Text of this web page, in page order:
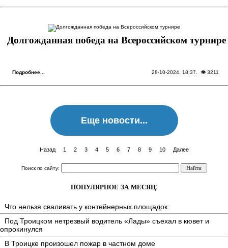
Долгожданная победа на Всероссийском турнире
Подробнее... 28-10-2024, 18:37 . 👁 3211
Еще новости...
Назад 1 2 3 4 5 6 7 8 9 10 Далее
Поиск по сайту:
ПОПУЛЯРНОЕ ЗА МЕСЯЦ:
Что нельзя сваливать у контейнерных площадок
Под Троицком нетрезвый водитель «Лады» съехал в кювет и
опрокинулся
В Троицке произошел пожар в частном доме